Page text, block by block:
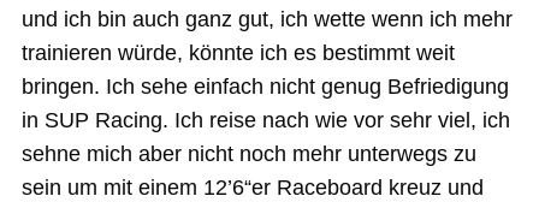
und ich bin auch ganz gut, ich wette wenn ich mehr
trainieren würde, könnte ich es bestimmt weit
bringen. Ich sehe einfach nicht genug Befriedigung
in SUP Racing. Ich reise nach wie vor sehr viel, ich
sehne mich aber nicht noch mehr unterwegs zu
sein um mit einem 12’6“er Raceboard kreuz und